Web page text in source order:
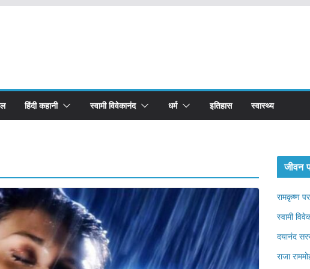
हिंदी कहानी स्वामी विवेकानंद धर्म इतिहास स्वास्थ्य
जीवन
रामकृष्ण
स्वामी
दयानंद
राजा